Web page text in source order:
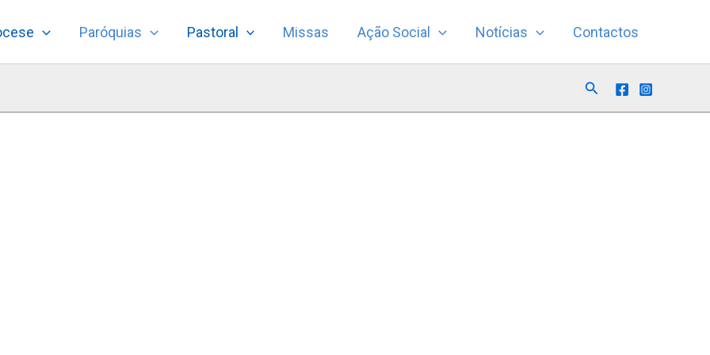
Paróquias Pastoral Missas Ação Social Notícias Contactos
Search